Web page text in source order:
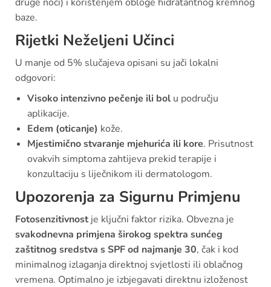
baze.
Rijetki Neželjeni Učinci
U manje od 5% slučajeva opisani su jači lokalni
odgovori:
Visoko intenzivno pečenje ili bol u području
aplikacije.
Edem (oticanje) kože.
Mjestimično stvaranje mjehurića ili kore. Prisutnost
ovakvih simptoma zahtijeva prekid terapije i
konzultaciju s liječnikom ili dermatologom.
Upozorenja za Sigurnu Primjenu
Fotosenzitivnost je ključni faktor rizika. Obvezna je
svakodnevna primjena širokog spektra sunćeg
zaštitnog sredstva s SPF od najmanje 30, čak i kod
minimalnog izlaganja direktnoj svjetlosti ili oblačnog
vremena. Optimalno je izbjegavati direktnu izloženost